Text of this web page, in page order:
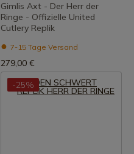
Gimlis Axt - Der Herr der
Ringe - Offizielle United
Cutlery Replik
7-15 Tage Versand
279,00 €
-25%